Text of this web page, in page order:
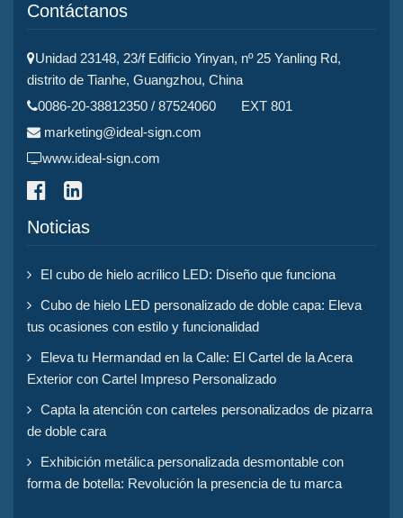
Contáctanos
Unidad 23148, 23/f Edificio Yinyan, nº 25 Yanling Rd,
distrito de Tianhe, Guangzhou, China
0086-20-38812350 / 87524060 EXT 801
marketing@ideal-sign.com
www.ideal-sign.com
Noticias
El cubo de hielo acrílico LED: Diseño que funciona
Cubo de hielo LED personalizado de doble capa: Eleva
tus ocasiones con estilo y funcionalidad
Eleva tu Hermandad en la Calle: El Cartel de la Acera
Exterior con Cartel Impreso Personalizado
Capta la atención con carteles personalizados de pizarra
de doble cara
Exhibición metálica personalizada desmontable con
forma de botella: Revolución la presencia de tu marca